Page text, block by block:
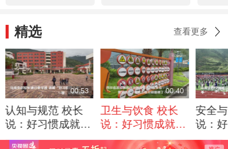
精选 查看更多
00:53
认知与规范 校长
说：好习惯成就好
人生
00:40
卫生与饮食 校长
说：好习惯成就好
人生
安全
说：
人生